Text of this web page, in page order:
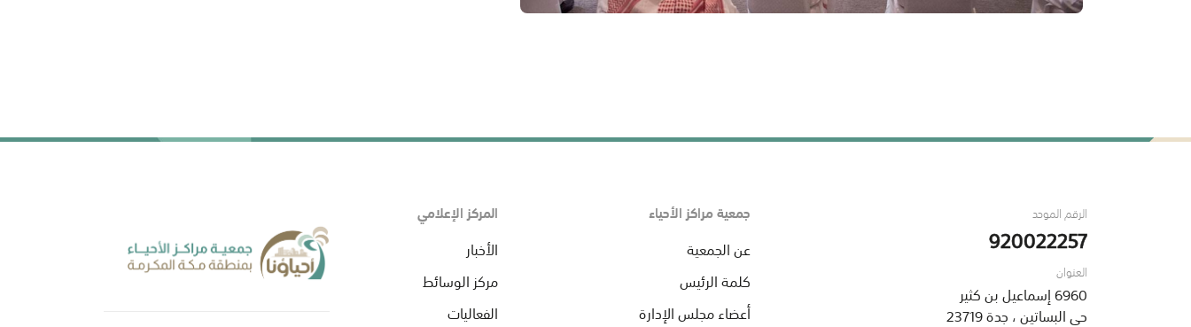
الرقم الموحد
920022257
العنوان
6960 إسماعيل بن كثير
حي البساتين ، جدة 23719
جمعية مراكز الأحياء
عن الجمعية
كلمة الرئيس
أعضاء مجلس الإدارة
المركز الإعلامي
الأخبار
مركز الوسائط
الفعاليات